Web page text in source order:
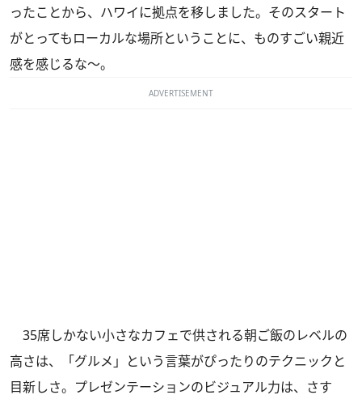
ったことから、ハワイに拠点を移しました。そのスタート
がとってもローカルな場所ということに、ものすごい親近
感を感じるな～。
ADVERTISEMENT
35席しかない小さなカフェで供される朝ご飯のレベルの
高さは、「グルメ」という言葉がぴったりのテクニックと
目新しさ。プレゼンテーションのビジュアル力は、さす